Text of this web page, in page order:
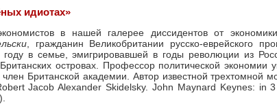
идиотах»
в нашей галерее диссидентов от
, гражданин Великобритании русско-еврейского
в семье, эмигрировавшей в годы революции из
островах. Профессор политической экономии
Британской академии. Автор известной трехтомной
Jacob Alexander Skidelsky. John Maynard Keynes: in